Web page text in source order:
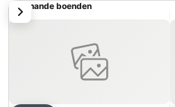
Liknande boenden
nästa